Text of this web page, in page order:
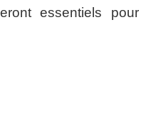
essentiels pour